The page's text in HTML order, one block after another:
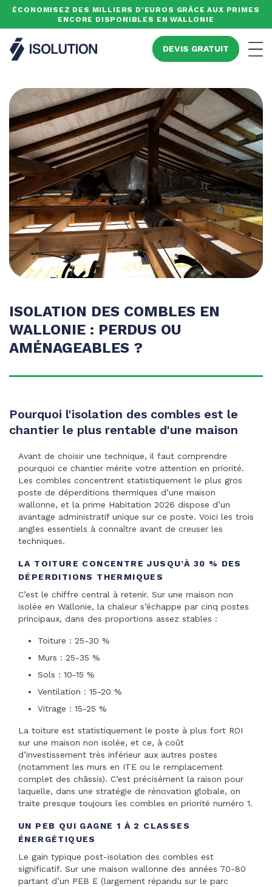
ÉCONOMISEZ DES MILLIERS D’EUROS GRÂCE AUX PRIMES
ENCORE DISPONIBLES EN WALLONIE
DEVIS GRATUIT
ISOLATION DES COMBLES EN
WALLONIE : PERDUS OU
AMÉNAGEABLES ?
Pourquoi l'isolation des combles est le
chantier le plus rentable d'une maison
Avant de choisir une technique, il faut comprendre
pourquoi ce chantier mérite votre attention en priorité.
Les combles concentrent statistiquement le plus gros
poste de déperditions thermiques d’une maison
wallonne, et la prime Habitation 2026 dispose d’un
avantage administratif unique sur ce poste. Voici les trois
angles essentiels à connaître avant de creuser les
techniques.
LA TOITURE CONCENTRE JUSQU’À 30 % DES
DÉPERDITIONS THERMIQUES
C’est le chiffre central à retenir. Sur une maison non
isolée en Wallonie, la chaleur s’échappe par cinq postes
principaux, dans des proportions assez stables :
Toiture : 25-30 %
Murs : 25-35 %
Sols : 10-15 %
Ventilation : 15-20 %
Vitrage : 15-25 %
La toiture est statistiquement le poste à plus fort ROI
sur une maison non isolée, et ce, à coût
d’investissement très inférieur aux autres postes
(notamment les murs en ITE ou le remplacement
complet des châssis). C’est précisément la raison pour
laquelle, dans une stratégie de rénovation globale, on
traite presque toujours les combles en priorité numéro 1.
UN PEB QUI GAGNE 1 À 2 CLASSES
ÉNERGÉTIQUES
Le gain typique post-isolation des combles est
significatif. Sur une maison wallonne des années 70-80
partant d’un PEB E (largement répandu sur le parc